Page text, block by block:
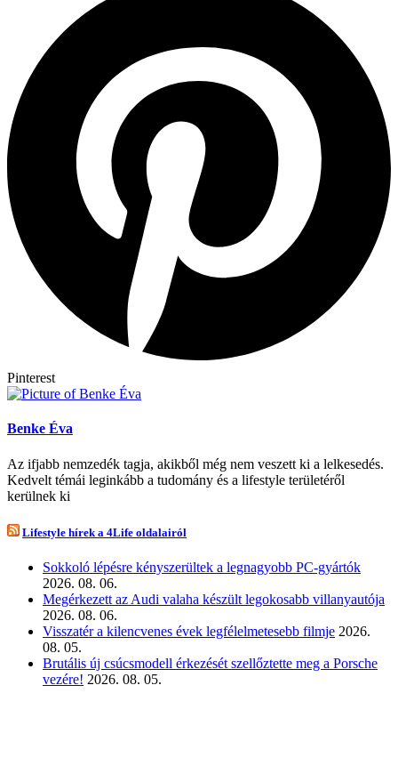
Pinterest
Benke Éva
Az ifjabb nemzedék tagja, akikből még nem veszett ki a lelkesedés.
Kedvelt témái leginkább a tudomány és a lifestyle területéről
kerülnek ki
Lifestyle hírek a 4Life oldalairól
Sokkoló lépésre kényszerültek a legnagyobb PC-gyártók
2026. 08. 06.
Megérkezett az Audi valaha készült legokosabb villanyautója
2026. 08. 06.
Visszatér a kilencvenes évek legfélelmetesebb filmje 2026.
08. 05.
Brutális új csúcsmodell érkezését szellőztette meg a Porsche
vezére! 2026. 08. 05.